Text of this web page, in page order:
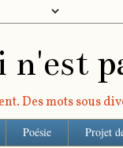
n'est
Des mots sous
Poésie Projet